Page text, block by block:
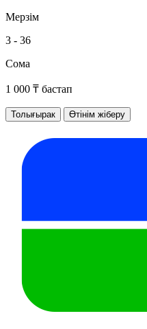
Мерзім
3 - 36
Сома
1 000 ₸ бастап
Толығырак Өтінім жіберу